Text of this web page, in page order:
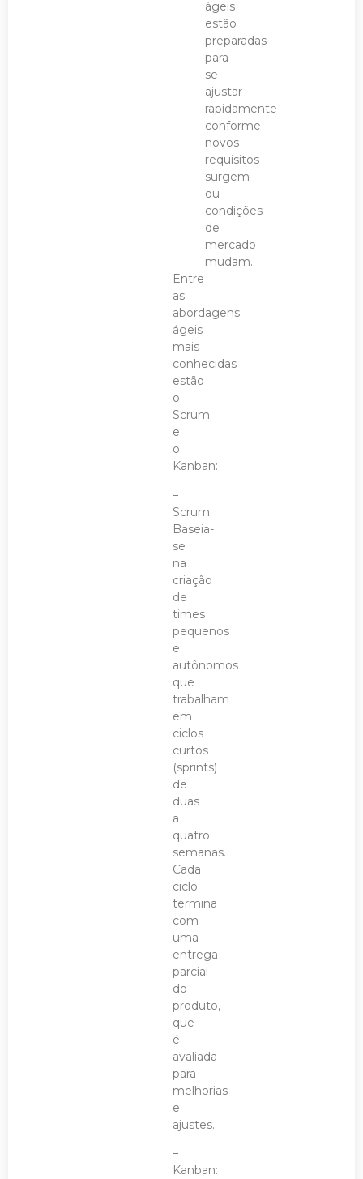
ágeis
estão
preparadas
para
se
ajustar
rapidamente
conforme
novos
requisitos
surgem
ou
condições
de
mercado
mudam.
Entre
as
abordagens
ágeis
mais
conhecidas
estão
o
Scrum
e
o
Kanban:
–
Scrum:
Baseia-
se
na
criação
de
times
pequenos
e
autônomos
que
trabalham
em
ciclos
curtos
(sprints)
de
duas
a
quatro
semanas.
Cada
ciclo
termina
com
uma
entrega
parcial
do
produto,
que
é
avaliada
para
melhorias
e
ajustes.
–
Kanban: